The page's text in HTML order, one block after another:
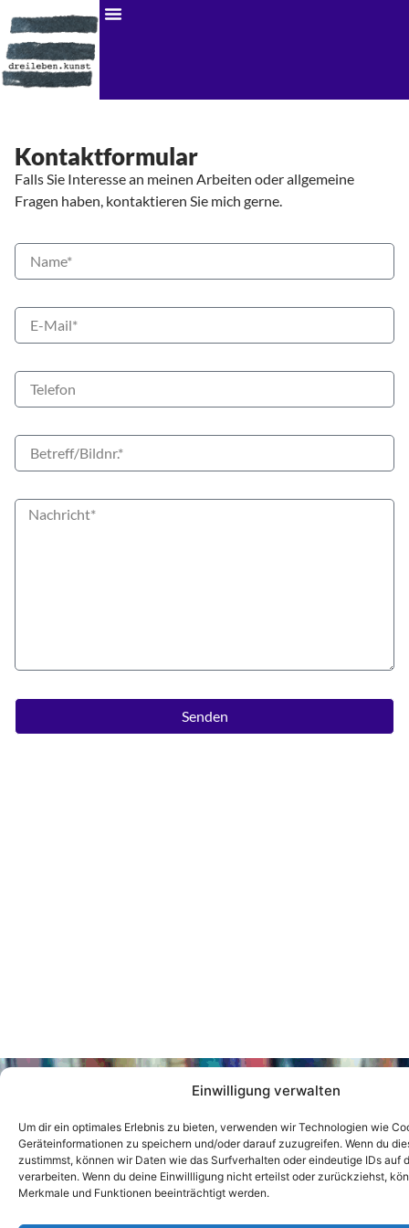
Einwilligung verwalten
Um dir ein optimales Erlebnis zu bieten, verwenden wir Technologien wie
Geräteinformationen zu speichern und/oder darauf zuzugreifen. Wenn du
zustimmst, können wir Daten wie das Surfverhalten oder eindeutige IDs auf
verarbeiten. Wenn du deine Einwillligung nicht erteilst oder zurückziehst,
Merkmale und Funktionen beeinträchtigt werden.
Kontaktformular
Falls Sie Interesse an meinen Arbeiten oder allgemeine
Fragen haben, kontaktieren Sie mich gerne.
Senden